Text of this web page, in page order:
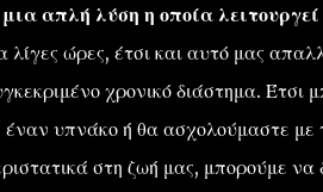
απλή λύση η οποία
ώρες, έτσι και αυτό μας
χρονικό διάστημα. Έτσι
υπνάκο ή θα ασχολούμαστε με
στη ζωή μας, μπορούμε